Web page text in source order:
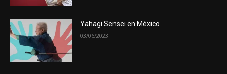
Yahagi Sensei en México
03/06/2023